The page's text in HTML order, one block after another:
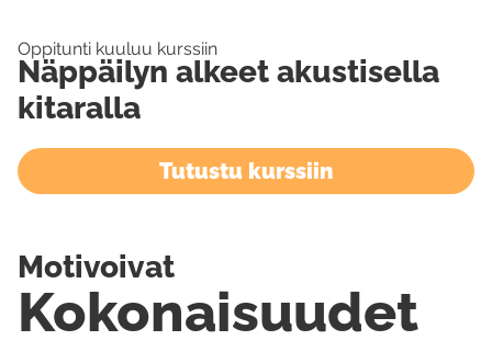
Oppitunti kuuluu kurssiin
Näppäilyn alkeet akustisella
kitaralla
Tutustu kurssiin
Kokonaisuudet
Motivoivat